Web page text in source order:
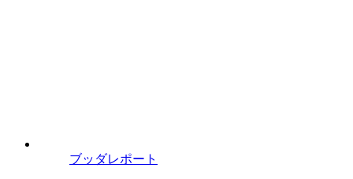
ブッダレポート